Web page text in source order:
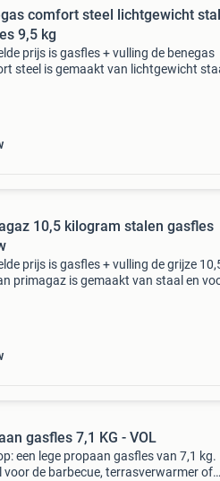
comfort steel lichtgewicht
9,5 kg
prijs is gasfles + vulling de benegas
steel is gemaakt van lichtgewicht
10,5 kilogram stalen gasfles
prijs is gasfles + vulling de grijze
primagaz is gemaakt van staal en
gasfles 7,1 KG - VOL
een lege propaan gasfles van 7,1 kg.
voor de barbecue, terrasverwarmer of